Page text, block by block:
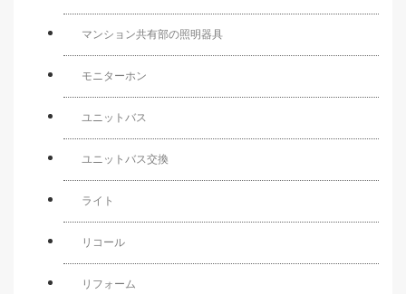
マンション共有部の照明器具
モニターホン
ユニットバス
ユニットバス交換
ライト
リコール
リフォーム